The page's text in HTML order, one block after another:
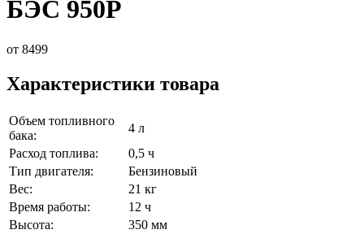
БЭС 950P
от 8499
Характеристики товара
Объем топливного
бака:
4 л
Расход топлива:
0,5 ч
Тип двигателя:
Бензиновый
Вес:
21 кг
Время работы:
12 ч
Высота:
350 мм